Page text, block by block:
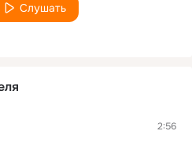
Слушать
2:56